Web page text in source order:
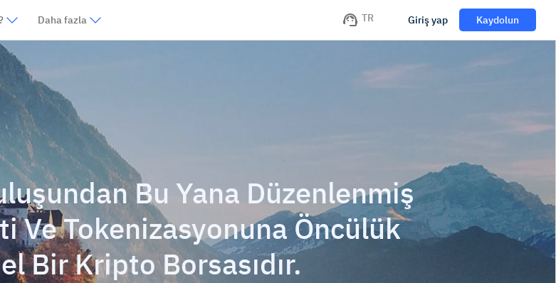
Daha fazla TR Giriş yap Kaydolun
Bu Yana Düzenlenmiş
Ve Tokenizasyonuna Öncülük
Bir Kripto Borsasıdır.